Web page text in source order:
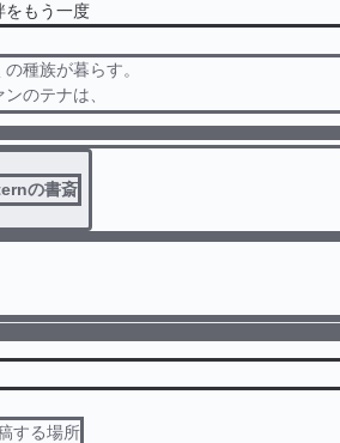
をもう一度
種族が暮らす。
のテナは、
獣道を見つける。
けたのは、
だった 誤字脱字はコメントで教えてくださ
旅 様を参考に作本してい
の書斎
する場所